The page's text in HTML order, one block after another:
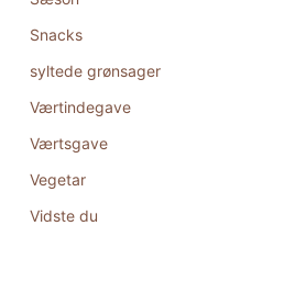
Snacks
syltede grønsager
Værtindegave
Værtsgave
Vegetar
Vidste du